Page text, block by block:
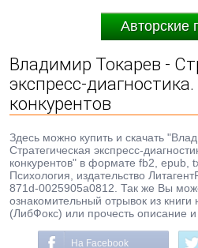
Авторские
Владимир Токарев -
экспресс-
конкурентов
Здесь можно купить и скачать
Стратегическая экспресс-
конкурентов" в формате fb2, epub,
Психология, издательство
871d-0025905a0812. Так же Вы
ознакомительный отрывок из книги
(ЛибФокс) или прочесть описание и
На Facebook